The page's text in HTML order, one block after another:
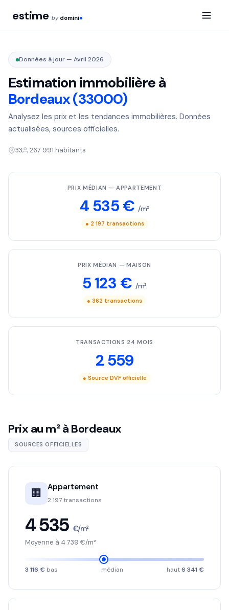
estime by domini
Données à jour — Avril 2026
Estimation immobilière à
Bordeaux (33000)
Analysez les prix et les tendances immobilières. Données
actualisées, sources officielles.
33 267 991 habitants
PRIX MÉDIAN — APPARTEMENT
4 535 € /m²
● 2 197 transactions
PRIX MÉDIAN — MAISON
5 123 € /m²
● 362 transactions
TRANSACTIONS 24 MOIS
2 559
● Source DVF officielle
Prix au m² à Bordeaux
SOURCES OFFICIELLES
🏢 Appartement
2 197 transactions
4 535 €/m²
Moyenne à 4 739 €/m²
3 116 € bas médian haut6 341 €